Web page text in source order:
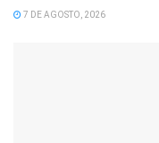
7 DE AGOSTO, 2026